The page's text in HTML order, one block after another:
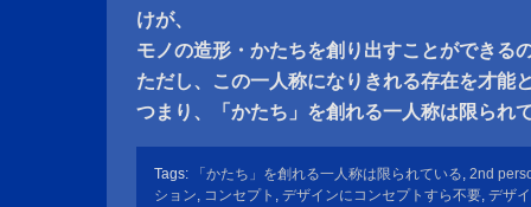
けが、
モノの造形・かたちを創り出すことができる
ただし、この一人称になりきれる存在を才能
つまり、「かたち」を創れる一人称は限られ
Tags: 「かたち」を創れる一人称は限られている, 2nd
ション, コンセプト , デザインにコンセプトすら不要, デザ